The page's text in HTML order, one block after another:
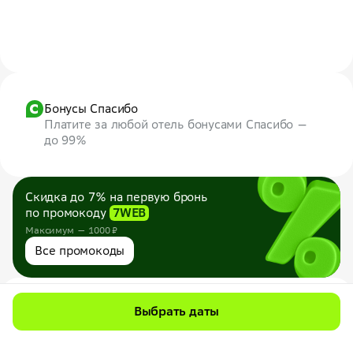
Бонусы Спасибо
Платите за любой отель бонусами Спасибо —
до 99%
Скидка до 7% на первую бронь
по промокоду 7WEB
Максимум — 1000 ₽
Все промокоды
Даты и гости
Выберите даты
Выбрать даты